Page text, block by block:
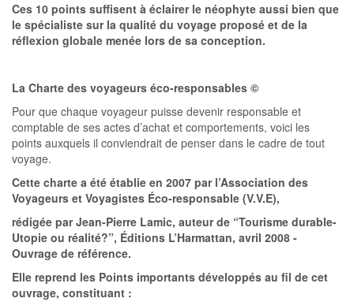
Ces 10 points suffisent à éclairer le néophyte aussi bien que
le spécialiste sur la qualité du voyage proposé et de la
réflexion globale menée lors de sa conception.
La Charte des voyageurs éco-responsables ©
Pour que chaque voyageur puisse devenir responsable et
comptable de ses actes d’achat et comportements, voici les
points auxquels il conviendrait de penser dans le cadre de tout
voyage.
Cette charte a été établie en 2007 par l’Association des
Voyageurs et Voyagistes Éco-responsable (V.V.E),
rédigée par Jean-Pierre Lamic, auteur de “Tourisme durable-
Utopie ou réalité?”, Éditions L’Harmattan, avril 2008 -
Ouvrage de référence.
Elle reprend les Points importants développés au fil de cet
ouvrage, constituant :